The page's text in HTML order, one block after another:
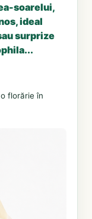
soarelui,
ideal
surprize
florărie în